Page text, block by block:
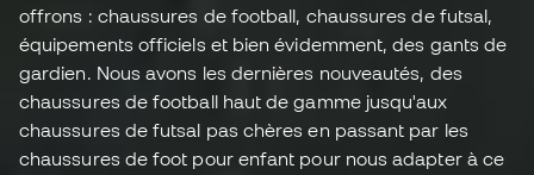
offrons : chaussures de football, chaussures de futsal,
équipements officiels et bien évidemment, des gants de
gardien. Nous avons les dernières nouveautés, des
chaussures de football haut de gamme jusqu'aux
chaussures de futsal pas chères en passant par les
chaussures de foot pour enfant pour nous adapter à ce